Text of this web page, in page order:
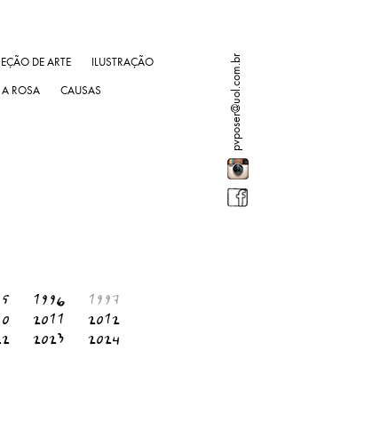
DE ARTE ILUSTRAÇÃO
A ROSA CAUSAS pvposer@uol.com.br
1996
1997
2011
2012
2023
2024